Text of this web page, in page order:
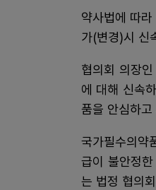
약사법에 따
가(변경)시 신
협의회 의장
에 대해 신속
품을 안심하
국가필수의약
급이 불안정
는 법정 협의